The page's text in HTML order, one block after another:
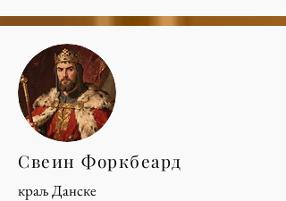
Свеин Форкбеард
краљ Данске